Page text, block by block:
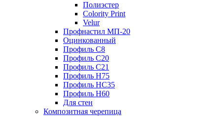
Полиэстер
Colority Print
Velur
Профнастил МП-20
Оцинкованный
Профиль С8
Профиль С20
Профиль С21
Профиль Н75
Профиль НС35
Профиль Н60
Для стен
Композитная черепица